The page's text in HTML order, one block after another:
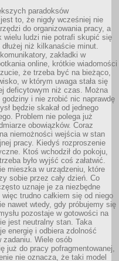
paradoksów
to, że nigdy wcześniej nie
do organizowania pracy, a
wielu ludzi nie potrafi skupić się
niż kilkanaście minut.
zakładki w
online, krótkie wiadomości
że trzeba być na bieżąco,
w którym uwaga stała się
deficytowym niż czas. Można
godziny i nie zrobić nic naprawdę
będzie skakał od jednego
Problem nie polega już
obowiązków. Coraz
niemożności wejścia w stan
pracy. Kiedyś rozproszenie
Ktoś wchodził do pokoju,
było wyjść coś załatwić.
mieszka w urządzeniu, które
sobie przez cały dzień. Co
uznaje je za niezbędne
trudno całkiem się od niego
nawet wtedy, gdy próbujemy się
pozostaje w gotowości na
jest neutralny stan. Taka
energię i odbiera zdolność
zadaniu. Wiele osób
już do pracy pofragmentowanej,
nie oznacza, że taki model